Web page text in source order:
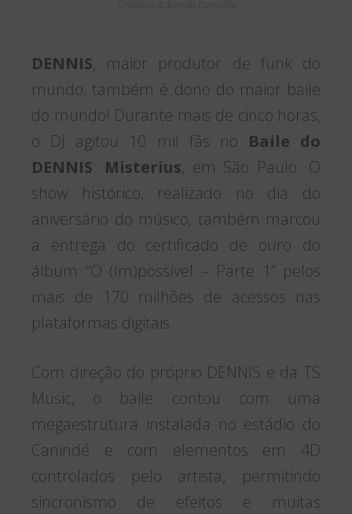
DENNIS, maior produtor de funk do
mundo, também é dono do maior baile
do mundo! Durante mais de cinco horas,
o DJ agitou 10 mil fãs no Baile do
DENNIS: Misterius, em São Paulo. O
show histórico, realizado no dia do
aniversário do músico, também marcou
a entrega do certificado de ouro do
álbum “O (Im)possível – Parte 1” pelos
mais de 170 milhões de acessos nas
plataformas digitais.
Com direção do próprio DENNIS e da TS
Music, o baile contou com uma
megaestrutura instalada no estádio do
Canindé e com elementos em 4D
controlados pelo artista, permitindo
sincronismo de efeitos e muitas